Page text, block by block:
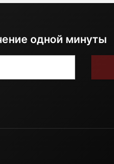
одной минуты